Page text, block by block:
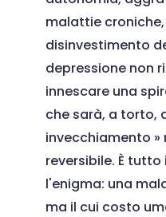
malattie
disinvestimento
depressione non
innescare una
che sarà, a torto,
invecchiamento
reversibile. È
l'enigma: una
ma il cui costo